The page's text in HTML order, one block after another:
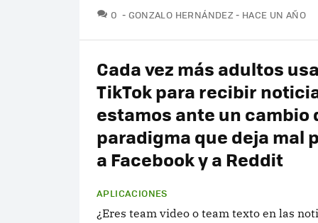
0 COMENTARIOS
GONZALO HERNÁNDEZ HACE UN AÑO
Cada vez más adultos
TikTok para recibir
estamos ante un cambio
paradigma que deja mal
a Facebook y a Reddit
APLICACIONES
¿Eres team video o team texto en las